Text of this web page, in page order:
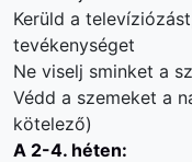
Kerüld a
tevékenységet
Ne viselj sminket a
Védd a szemeket a
kötelező)
A 2-4. héten: